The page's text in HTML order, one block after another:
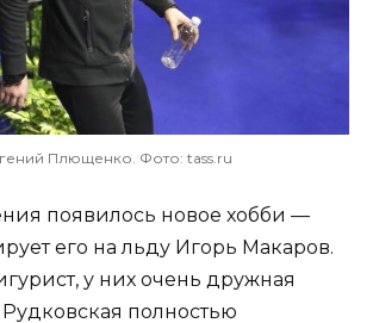
Плющенко. Фото: tass.ru
появилось новое хобби —
его на льду Игорь Макаров.
у них очень дружная
полностью